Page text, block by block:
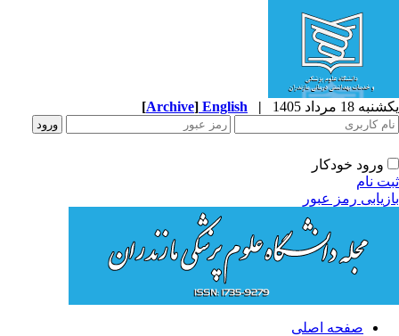
18 مرداد 1405 |
English
[Archive]
ورود خودکار
نام
رمز عبور
صفحه اصلی